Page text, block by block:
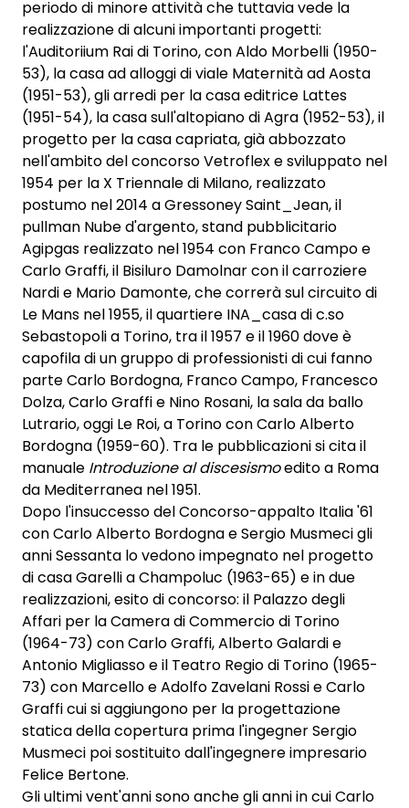
periodo di minore attività che tuttavia vede la
realizzazione di alcuni importanti progetti:
l'Auditoriium Rai di Torino, con Aldo Morbelli (1950-
53), la casa ad alloggi di viale Maternità ad Aosta
(1951-53), gli arredi per la casa editrice Lattes
(1951-54), la casa sull'altopiano di Agra (1952-53), il
progetto per la casa capriata, già abbozzato
nell'ambito del concorso Vetroflex e sviluppato nel
1954 per la X Triennale di Milano, realizzato
postumo nel 2014 a Gressoney Saint_Jean, il
pullman Nube d'argento, stand pubblicitario
Agipgas realizzato nel 1954 con Franco Campo e
Carlo Graffi, il Bisiluro Damolnar con il carroziere
Nardi e Mario Damonte, che correrà sul circuito di
Le Mans nel 1955, il quartiere INA_casa di c.so
Sebastopoli a Torino, tra il 1957 e il 1960 dove è
capofila di un gruppo di professionisti di cui fanno
parte Carlo Bordogna, Franco Campo, Francesco
Dolza, Carlo Graffi e Nino Rosani, la sala da ballo
Lutrario, oggi Le Roi, a Torino con Carlo Alberto
Bordogna (1959-60). Tra le pubblicazioni si cita il
manuale Introduzione al discesismoedito a Roma
da Mediterranea nel 1951.
Dopo l'insuccesso del Concorso-appalto Italia '61
con Carlo Alberto Bordogna e Sergio Musmeci gli
anni Sessanta lo vedono impegnato nel progetto
di casa Garelli a Champoluc (1963-65) e in due
realizzazioni, esito di concorso: il Palazzo degli
Affari per la Camera di Commercio di Torino
(1964-73) con Carlo Graffi, Alberto Galardi e
Antonio Migliasso e il Teatro Regio di Torino (1965-
73) con Marcello e Adolfo Zavelani Rossi e Carlo
Graffi cui si aggiungono per la progettazione
statica della copertura prima l'ingegner Sergio
Musmeci poi sostituito dall'ingegnere impresario
Felice Bertone.
Gli ultimi vent'anni sono anche gli anni in cui Carlo